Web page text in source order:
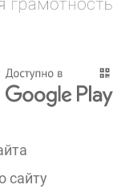
сайту